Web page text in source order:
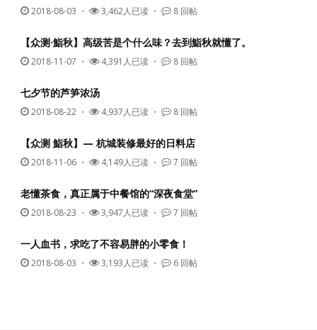
2018-08-03 ・ 3,462人已读 ・ 8 回帖
【众测·鮨秋】高级苦是个什么味？去到鮨秋就懂了。
2018-11-07 ・ 4,391人已读 ・ 8 回帖
七夕节的芦笋浓汤
2018-08-22 ・ 4,937人已读 ・ 8 回帖
【众测 鮨秋】— 杭城装修最好的日料店
2018-11-06 ・ 4,149人已读 ・ 7 回帖
老懂茶食，真正属于中餐馆的“深夜食堂”
2018-08-23 ・ 3,947人已读 ・ 7 回帖
一人血书，求吃了不容易胖的小零食！
2018-08-03 ・ 3,193人已读 ・ 6 回帖